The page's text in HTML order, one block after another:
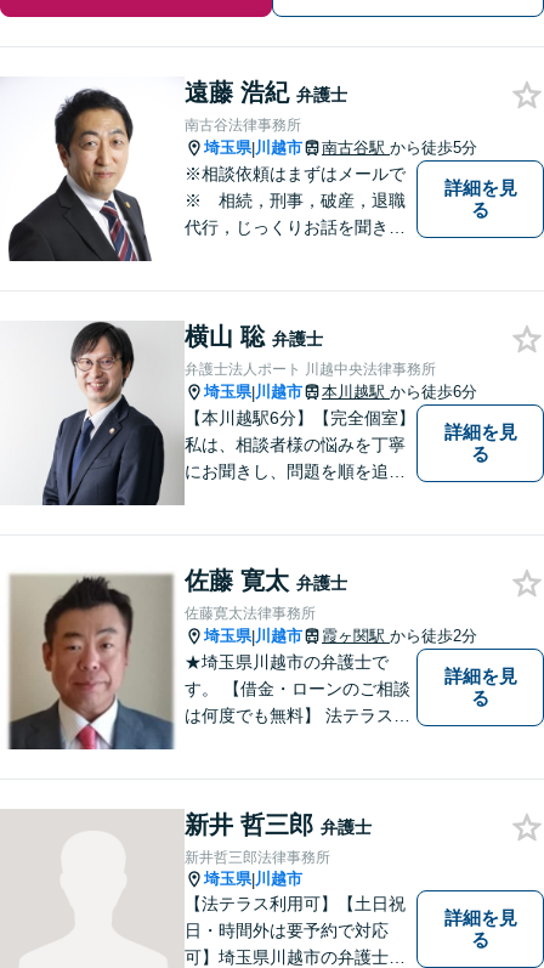
遠藤 浩紀 弁護士
南古谷法律事務所
埼玉県|川越市 南古谷駅 から徒歩5分
※相談依頼はまずはメールで
※ 相続，刑事，破産，退職
代行，じっくりお話を聞き、
で、様々な問題に直面してき
ました。相談だけでもお気軽
にお問合せください。
詳細を見
る
横山 聡 弁護士
弁護士法人ポート 川越中央法律事務所
埼玉県|川越市 本川越駅 から徒歩6分
【本川越駅6分】【完全個室】
私は、相談者様の悩みを丁寧
にお聞きし、問題を順を追っ
ん。問題を解決するための適
切なサポートを提供します。
お気軽にご相談ください。
詳細を見
る
佐藤 寛太 弁護士
佐藤寛太法律事務所
埼玉県|川越市 霞ヶ関駅 から徒歩2分
★埼玉県川越市の弁護士で
す。 【借金・ローンのご相談
は何度でも無料】 法テラス契
詳細を見
る
新井 哲三郎 弁護士
新井哲三郎法律事務所
埼玉県|川越市
【法テラス利用可】【土日祝
日・時間外は要予約で対応
可】埼玉県川越市の弁護士で
詳細を見
る